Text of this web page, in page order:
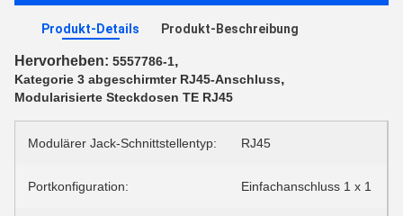
Produkt-Details Produkt-Beschreibung
Hervorheben: 5557786-1,
Kategorie 3 abgeschirmter RJ45-Anschluss,
Modularisierte Steckdosen TE RJ45
Modulärer Jack-Schnittstellentyp: RJ45
Portkonfiguration: Einfachanschluss 1 x 1